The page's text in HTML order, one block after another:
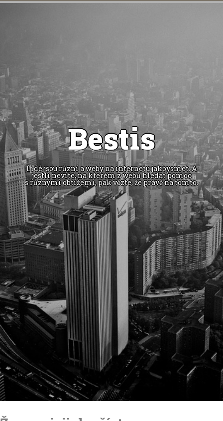
Bestis
Lidé jsou různí a weby na internetu jakbysmet. A
jestli nevíte, na kterém z webů hledat pomoc
s různými obtížemi, pak vězte, že právě na tomto.
Skip